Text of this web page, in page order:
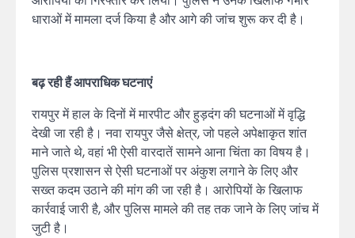
धाराओं में मामला दर्ज किया है और आगे की जांच शुरू कर दी है।
बढ़ रही हैं आपराधिक घटनाएं
रायपुर में हाल के दिनों में मारपीट और हुड़दंग की घटनाओं में वृद्धि
देखी जा रही है। नवा रायपुर जैसे क्षेत्र, जो पहले अपेक्षाकृत शांत
माने जाते थे, वहां भी ऐसी वारदातें सामने आना चिंता का विषय है।
पुलिस प्रशासन से ऐसी घटनाओं पर अंकुश लगाने के लिए और
सख्त कदम उठाने की मांग की जा रही है। आरोपियों के खिलाफ
कार्रवाई जारी है, और पुलिस मामले की तह तक जाने के लिए जांच में
जुटी है।